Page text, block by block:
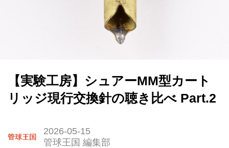
【実験工房】シュアーMM型カート
リッジ現行交換針の聴き比べ Part.2
2026-05-15
管球王国 編集部